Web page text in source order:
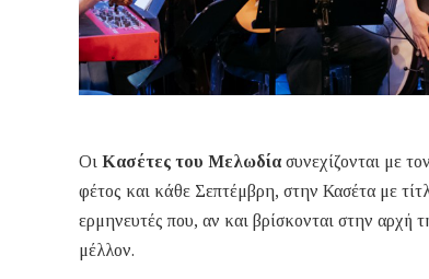
Οι Κασέτες του Μελωδία συνεχίζονται με τον
φέτος και κάθε Σεπτέμβρη, στην Κασέτα με
ερμηνευτές που, αν και βρίσκονται στην αρχή
μέλλον.